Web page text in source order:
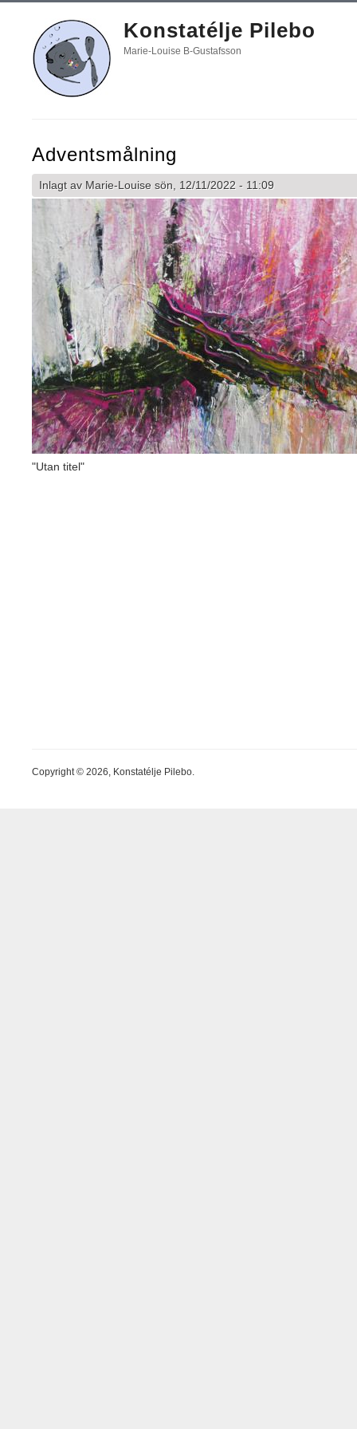
Konstatélje Pilebo
Marie-Louise B-Gustafsson
Adventsmålning
Inlagt av Marie-Louise sön, 12/11/2022 - 11:09
"Utan titel"
Copyright © 2026, Konstatélje Pilebo.